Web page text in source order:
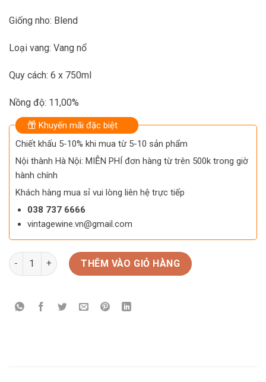
Giống nho: Blend
Loại vang: Vang nổ
Quy cách: 6 x 750ml
Nồng độ: 11,00%
Khuyến mãi đặc biệt
Chiết khấu 5-10% khi mua từ 5-10 sản phẩm
Nội thành Hà Nội: MIỄN PHÍ đơn hàng từ trên 500k trong giờ
hành chính
Khách hàng mua sỉ vui lòng liên hệ trực tiếp
038 737 6666
vintagewine.vn@gmail.com
Rượu vang Ý Lux Prosecco số lượng
THÊM VÀO GIỎ HÀNG